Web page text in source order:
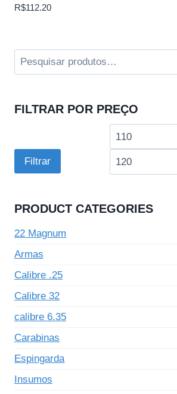
R$112.20
Pesquisar
por:
FILTRAR POR PREÇO
Preço
Filtrar
PRODUCT CATEGORIES
22 Magnum
Armas
Calibre .25
Calibre 32
calibre 6.35
Carabinas
Espingarda
Insumos